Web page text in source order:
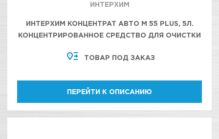
ИНТЕРХИМ
ИНТЕРХИМ КОНЦЕНТРАТ АВТО М 55 PLUS, 5Л.
КОНЦЕНТРИРОВАННОЕ СРЕДСТВО ДЛЯ ОЧИСТКИ
ДВИГАТЕЛЯ
ТОВАР ПОД ЗАКАЗ
ПЕРЕЙТИ К ОПИСАНИЮ